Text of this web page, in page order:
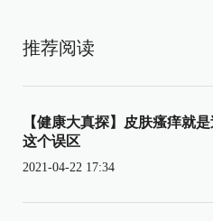
推荐阅读
【健康大真探】皮肤瘙痒就
这个误区
2021-04-22 17:34